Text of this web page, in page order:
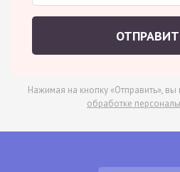
Нажимая на кнопку «Отправить», вы
обработке